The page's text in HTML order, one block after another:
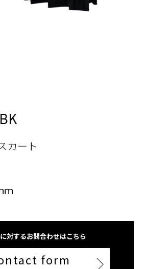
カート
ｍ
対するお問合わせはこちら
form